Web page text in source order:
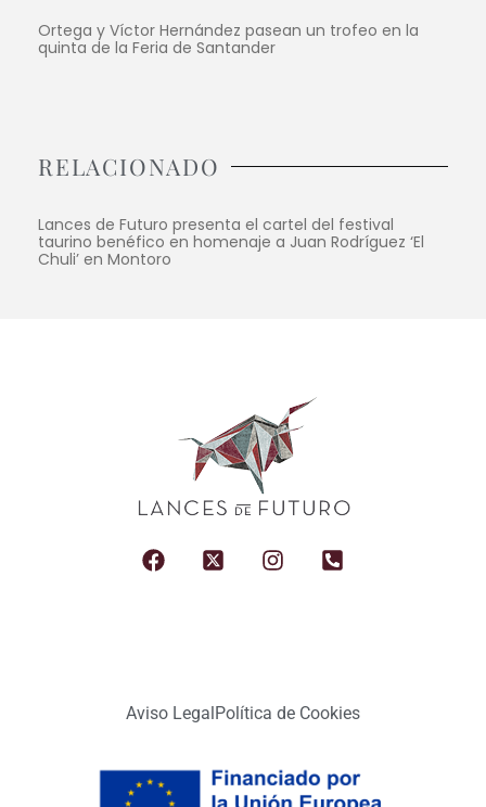
Ortega y Víctor Hernández pasean un trofeo en la
quinta de la Feria de Santander
RELACIONADO
Lances de Futuro presenta el cartel del festival
taurino benéfico en homenaje a Juan Rodríguez ‘El
Chuli’ en Montoro
Aviso Legal Política de Cookies